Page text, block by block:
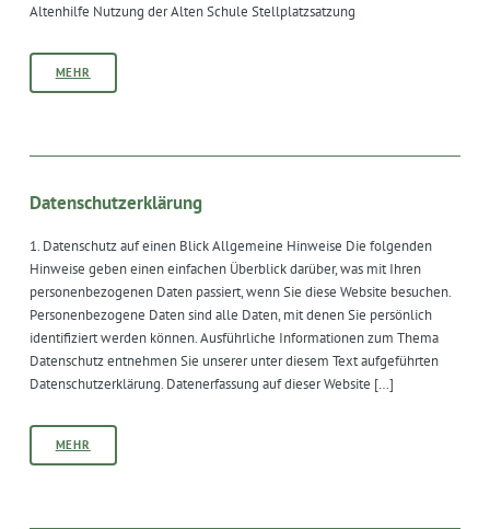
Altenhilfe Nutzung der Alten Schule Stellplatzsatzung
MEHR
Datenschutzerklärung
1. Datenschutz auf einen Blick Allgemeine Hinweise Die folgenden
Hinweise geben einen einfachen Überblick darüber, was mit Ihren
personenbezogenen Daten passiert, wenn Sie diese Website besuchen.
Personenbezogene Daten sind alle Daten, mit denen Sie persönlich
identifiziert werden können. Ausführliche Informationen zum Thema
Datenschutz entnehmen Sie unserer unter diesem Text aufgeführten
Datenschutzerklärung. Datenerfassung auf dieser Website […]
MEHR